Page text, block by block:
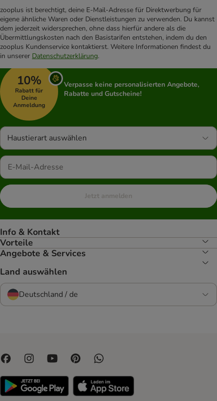
zooplus ist berechtigt, deine E-Mail-Adresse für Direktwerbung für
eigene ähnliche Waren oder Dienstleistungen zu verwenden. Du kannst
dem jederzeit widersprechen, ohne dass hierfür andere als die
Übermittlungskosten nach den Basistarifen entstehen, indem du den
zooplus Kundenservice kontaktierst. Weitere Informationen findest du
in unserer Datenschutzerklärung.
10%
Rabatt für
Deine
Anmeldung
Verpasse keine personalisierten Angebote,
Rabatte und Gutscheine!
Haustierart auswählen
Jetzt anmelden
Info & Kontakt
Vorteile
Angebote & Services
Land auswählen
Deutschland / de